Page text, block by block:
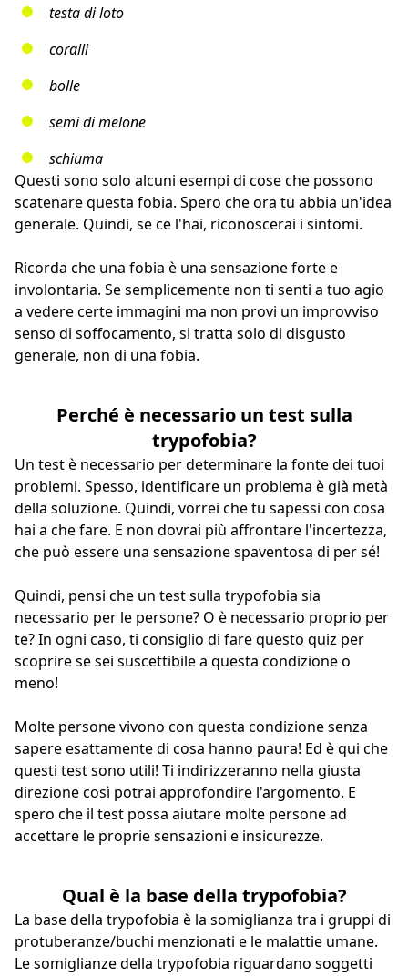
testa di loto
coralli
bolle
semi di melone
schiuma
Questi sono solo alcuni esempi di cose che possono
scatenare questa fobia. Spero che ora tu abbia un'idea
generale. Quindi, se ce l'hai, riconoscerai i sintomi.
Ricorda che una fobia è una sensazione forte e
involontaria. Se semplicemente non ti senti a tuo agio
a vedere certe immagini ma non provi un improvviso
senso di soffocamento, si tratta solo di disgusto
generale, non di una fobia.
Perché è necessario un test sulla
trypofobia?
Un test è necessario per determinare la fonte dei tuoi
problemi. Spesso, identificare un problema è già metà
della soluzione. Quindi, vorrei che tu sapessi con cosa
hai a che fare. E non dovrai più affrontare l'incertezza,
che può essere una sensazione spaventosa di per sé!
Quindi, pensi che un test sulla trypofobia sia
necessario per le persone? O è necessario proprio per
te? In ogni caso, ti consiglio di fare questo quiz per
scoprire se sei suscettibile a questa condizione o
meno!
Molte persone vivono con questa condizione senza
sapere esattamente di cosa hanno paura! Ed è qui che
questi test sono utili! Ti indirizzeranno nella giusta
direzione così potrai approfondire l'argomento. E
spero che il test possa aiutare molte persone ad
accettare le proprie sensazioni e insicurezze.
Qual è la base della trypofobia?
La base della trypofobia è la somiglianza tra i gruppi di
protuberanze/buchi menzionati e le malattie umane.
Le somiglianze della trypofobia riguardano soggetti